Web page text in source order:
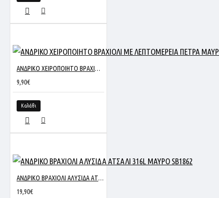
ΑΝΔΡΙΚΟ ΧΕΙΡΟΠΟΙΗΤΟ ΒΡΑΧΙΟΛΙ ΜΕ ΛΕΠΤΟΜΕΡΕΙΑ ΠΕΤΡΑ ΜΑΥΡΟ ROS-104
9,90€
Καλάθι
ΑΝΔΡΙΚΟ ΒΡΑΧΙΟΛΙ ΑΛΥΣΙΔΑ ΑΤΣΑΛΙ 316L ΜΑΥΡΟ SB1862
19,90€